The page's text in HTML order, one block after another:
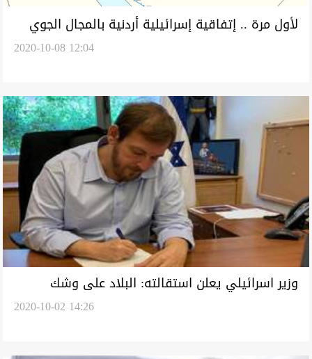
لأول مرة .. إتفاقية إسرائيلية أردنية بالمجال الجوي
2020-10-08 12:04
وزير اسرائيلي يعلن استقالته: البلاد على وشك
2020-10-02 14:26